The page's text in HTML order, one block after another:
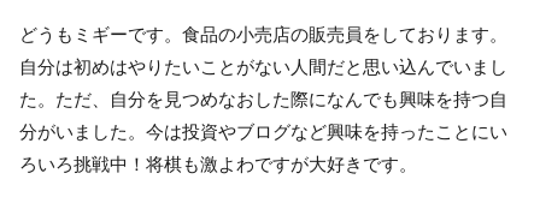
どうもミギーです。食品の小売店の販売員をしております。
自分は初めはやりたいことがない人間だと思い込んでいまし
た。ただ、自分を見つめなおした際になんでも興味を持つ自
分がいました。今は投資やブログなど興味を持ったことにい
ろいろ挑戦中！将棋も激よわですが大好きです。